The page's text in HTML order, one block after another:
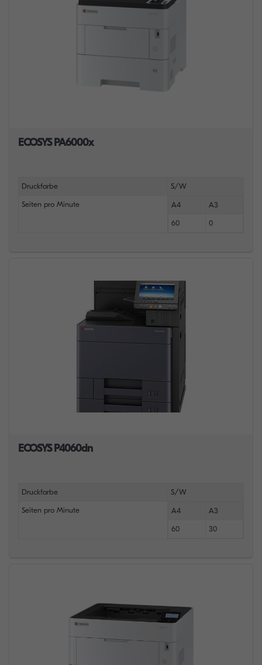
ECOSYS PA6000x
Druckfarbe S/W
Seiten pro Minute A4 A3
60 0
ECOSYS P4060dn
Druckfarbe S/W
Seiten pro Minute A4 A3
60 30